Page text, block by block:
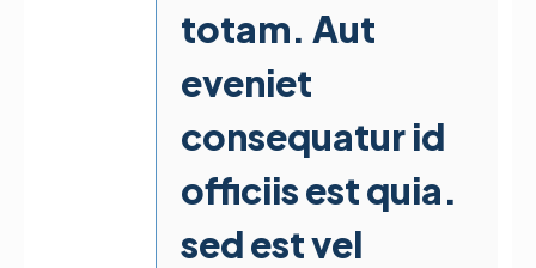
totam. Aut
eveniet
consequatur id
officiis est quia.
sed est vel